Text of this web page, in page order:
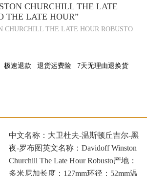
CHURCHILL THE LATE
THE LATE HOUR”
CHURCHILL THE LATE HOUR ROBUSTO
极速退款 退货运费险 7天无理由退换货
中文名称：大卫杜夫-温斯顿丘吉尔-黑
夜-罗布图英文名称：Davidoff Winston
Churchill The Late Hour Robusto产地：
多米尼加长度：127mm环径：52mm温